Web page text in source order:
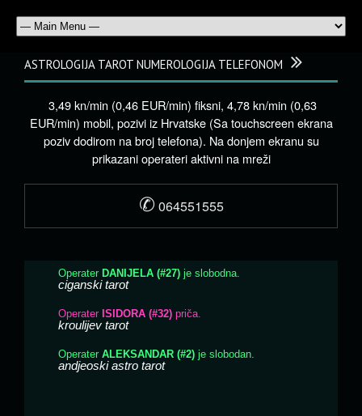
ASTROLOGIJA TAROT NUMEROLOGIJA TELEFONOM
3,49 kn/min (0,46 EUR/min) fiksni, 4,78 kn/min (0,63
EUR/min) mobil, pozivi iz Hrvatske (Sa touchscreen ekrana
poziv dodirom na broj telefona). Na donjem ekranu su
prikazani operateri aktivni na mreži
✆ 064551555